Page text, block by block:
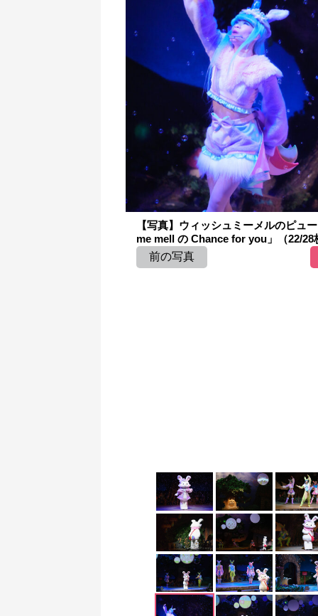
【写真】ウィッシュミーメルのピュ
me mell の Chance for you」（22/28
前の写真